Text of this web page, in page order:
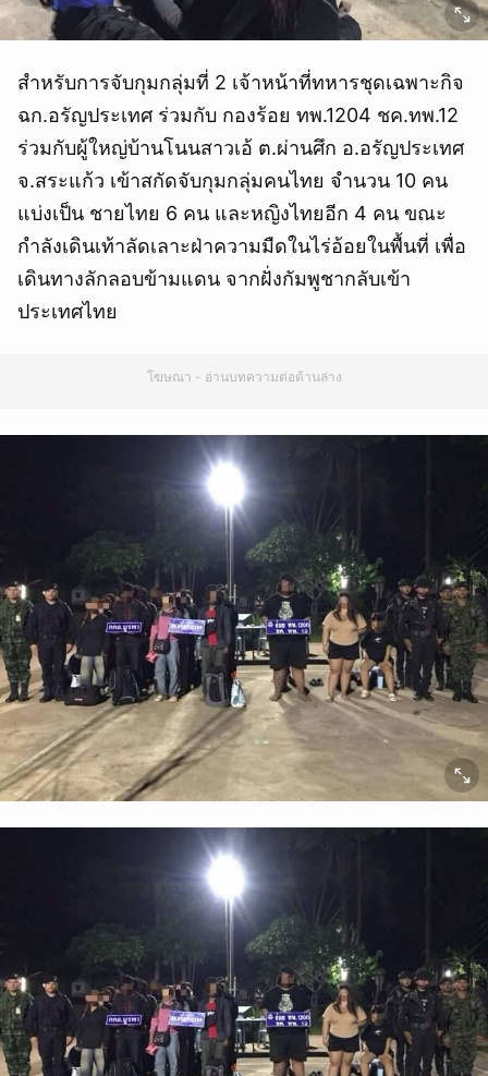
สำหรับการจับกุมกลุ่มที่ 2 เจ้าหน้าที่ทหารชุดเฉพาะกิจ
ฉก.อรัญประเทศ ร่วมกับ กองร้อย ทพ.1204 ชค.ทพ.12
ร่วมกับผู้ใหญ่บ้านโนนสาวเอ้ ต.ผ่านศึก อ.อรัญประเทศ
จ.สระแก้ว เข้าสกัดจับกุมกลุ่มคนไทย จำนวน 10 คน
แบ่งเป็น ชายไทย 6 คน และหญิงไทยอีก 4 คน ขณะ
กำลังเดินเท้าลัดเลาะฝ่าความมืดในไร่อ้อยในพื้นที่ เพื่อ
เดินทางลักลอบข้ามแดน จากฝั่งกัมพูชากลับเข้า
ประเทศไทย
โฆษณา - อ่านบทความต่อด้านล่าง